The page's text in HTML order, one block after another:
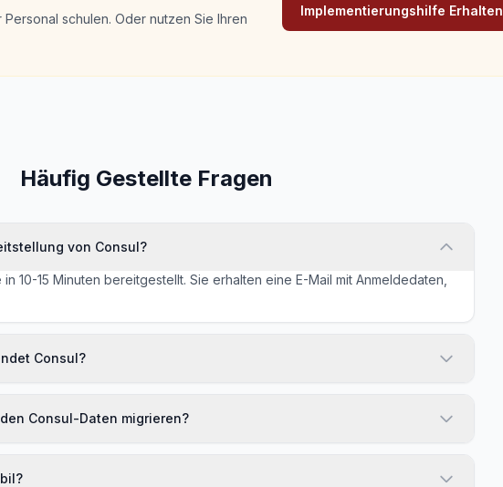
schulen. Oder nutzen Sie Ihren
Implementierungshilfe Erhalten
Häufig Gestellte Fragen
von Consul?
10-15 Minuten bereitgestellt. Sie erhalten eine E-Mail mit Anmeldedaten,
Consul?
Consul-Daten migrieren?